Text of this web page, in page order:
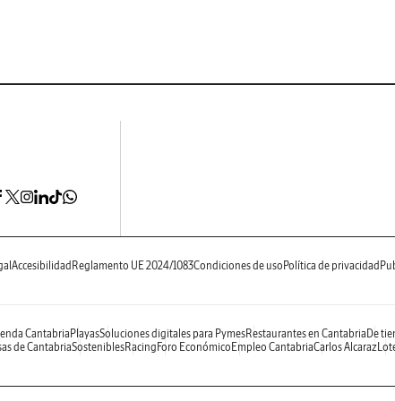
Accesibilidad Reglamento UE 2024/1083Condiciones de uso Política de privacidad
Cantabria PlayasSoluciones digitales para PymesRestaurantes en Cantabria De
de CantabriaSosteniblesRacing Foro Económico Empleo CantabriaCarlos Alcaraz